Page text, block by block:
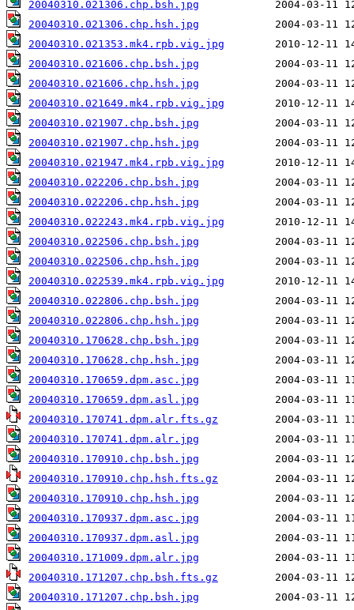
20040310.021306.chp.bsh.jpg
20040310.021306.chp.hsh.jpg
20040310.021353.mk4.rpb.vig.jpg
20040310.021606.chp.bsh.jpg
20040310.021606.chp.hsh.jpg
20040310.021649.mk4.rpb.vig.jpg
20040310.021907.chp.bsh.jpg
20040310.021907.chp.hsh.jpg
20040310.021947.mk4.rpb.vig.jpg
20040310.022206.chp.bsh.jpg
20040310.022206.chp.hsh.jpg
20040310.022243.mk4.rpb.vig.jpg
20040310.022506.chp.bsh.jpg
20040310.022506.chp.hsh.jpg
20040310.022539.mk4.rpb.vig.jpg
20040310.022806.chp.bsh.jpg
20040310.022806.chp.hsh.jpg
20040310.170628.chp.bsh.jpg
20040310.170628.chp.hsh.jpg
20040310.170659.dpm.asc.jpg
20040310.170659.dpm.asl.jpg
20040310.170741.dpm.alr.fts.gz
20040310.170741.dpm.alr.jpg
20040310.170910.chp.bsh.jpg
20040310.170910.chp.hsh.fts.gz
20040310.170910.chp.hsh.jpg
20040310.170937.dpm.asc.jpg
20040310.170937.dpm.asl.jpg
20040310.171009.dpm.alr.jpg
20040310.171207.chp.bsh.fts.gz
20040310.171207.chp.bsh.jpg